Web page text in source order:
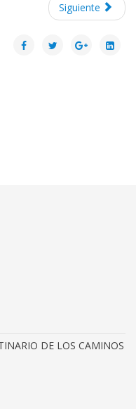
Siguiente
DE LOS CAMINOS